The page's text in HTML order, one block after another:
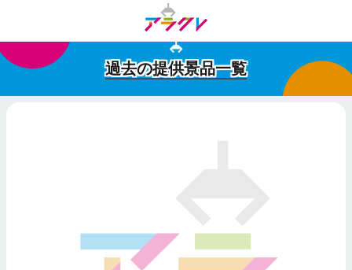
過去の提供景品一覧